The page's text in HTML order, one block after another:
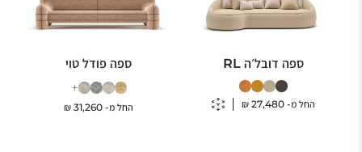
ספה דובל׳ה RL
החל מ- 27,480
₪
ספה פודל טוי
החל מ- 31,260
₪
+